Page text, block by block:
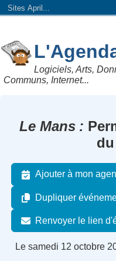
Sites April...
Logiciels, Arts,
Communs, Internet...
Le Mans
Ajouter à mon
Dupliquer
Renvoyer le lien
Le samedi 12 octobre